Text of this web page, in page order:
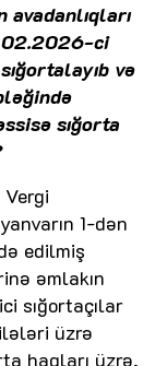
avadanlıqları
ci
və
sığorta
1-dən
edilmiş
əmlakın
sığortaçılar
üzrə
haqları üzrə,